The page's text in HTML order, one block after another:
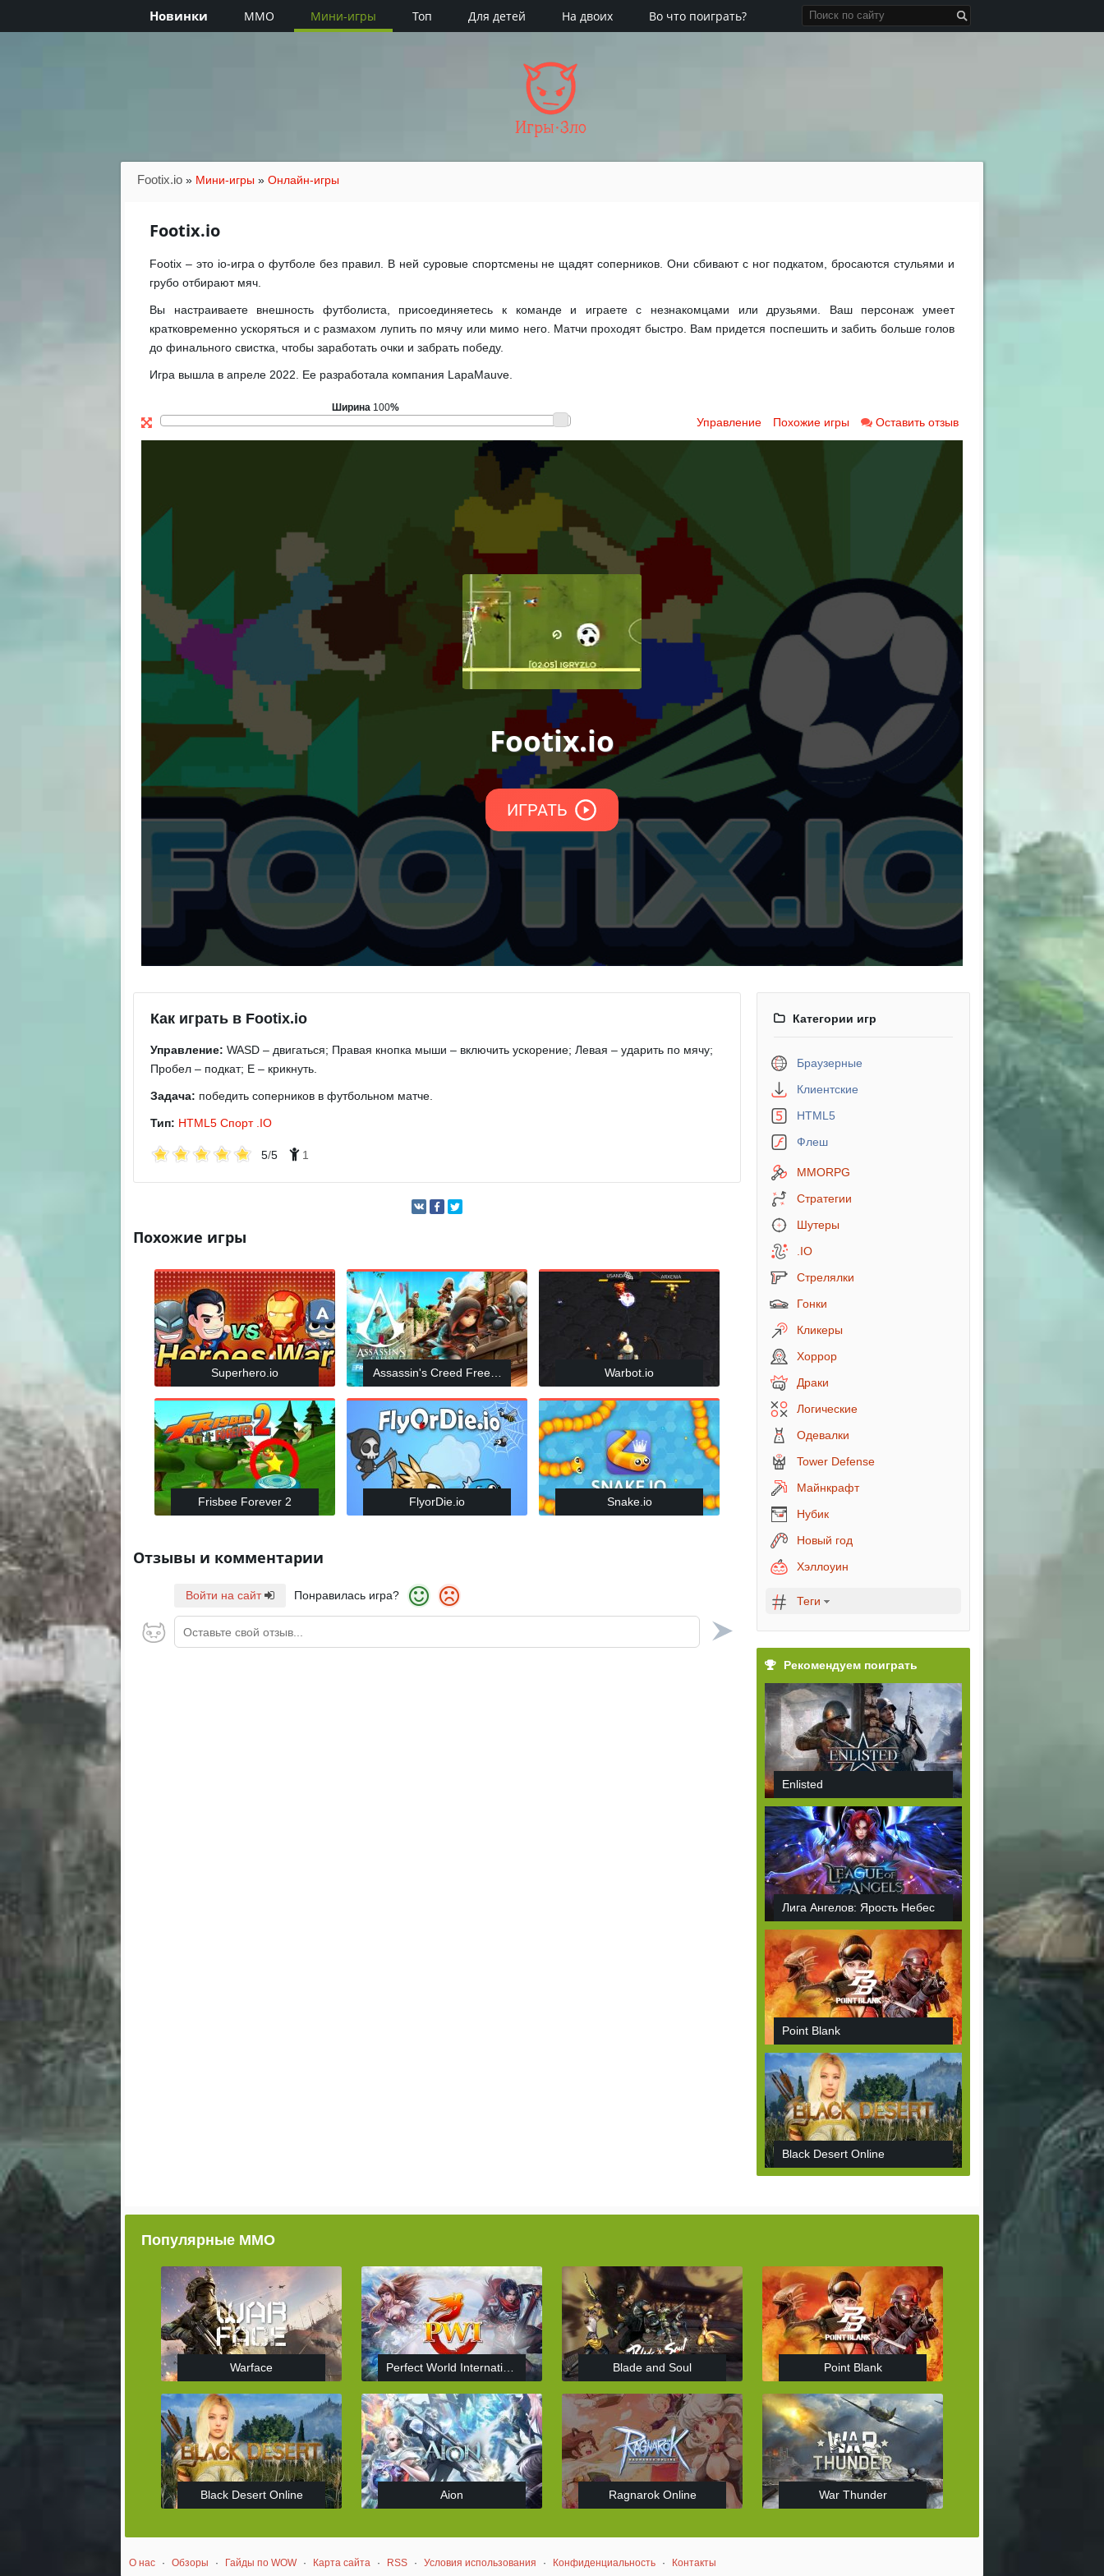
Новинки MMO Мини-игры Топ Для детей На двоих Во что поиграть?
Игры·Зло
Footix.io » Мини-игры » Онлайн-игры
Footix.io
Footix – это io-игра о футболе без правил. В ней суровые спортсмены не щадят соперников. Они сбивают с ног подкатом, бросаются стульями и
грубо отбирают мяч.
Вы настраиваете внешность футболиста, присоединяетесь к команде и играете с незнакомцами или друзьями. Ваш персонаж умеет
кратковременно ускоряться и с размахом лупить по мячу или мимо него. Матчи проходят быстро. Вам придется поспешить и забить больше голов
до финального свистка, чтобы заработать очки и забрать победу.
Игра вышла в апреле 2022. Ее разработала компания LapaMauve.
Ширина 100%
Управление Похожие игры Оставить отзыв
Как играть в Footix.io
Управление: WASD – двигаться; Правая кнопка мыши – включить ускорение; Левая – ударить по мячу;
Пробел – подкат; E – крикнуть.
Задача: победить соперников в футбольном матче.
Тип: HTML5 Спорт .IO
5/5 1
Похожие игры
Superhero.io Assassin's Creed Freerunners Warbot.io
Frisbee Forever 2 FlyorDie.io Snake.io
Отзывы и комментарии
Войти на сайт Понравилась игра?
Оставьте свой отзыв...
Категории игр
Браузерные
Клиентские
HTML5
Флеш
MMORPG
Стратегии
Шутеры
.IO
Стрелялки
Гонки
Кликеры
Хоррор
Драки
Логические
Одевалки
Tower Defense
Майнкрафт
Нубик
Новый год
Хэллоуин
Теги
Рекомендуем поиграть
Enlisted
Лига Ангелов: Ярость Небес
Point Blank
Black Desert Online
Популярные ММО
Warface Blade and Soul Point Blank
Black Desert Online Aion Ragnarok Online War Thunder
О нас · Обзоры · Гайды по WOW · Карта сайта · RSS · Условия использования · Конфиденциальность · Контакты